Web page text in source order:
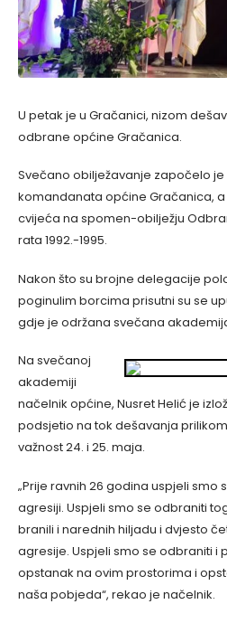
U petak je u Gračanici, nizom
odbrane općine Gračanica.
Svečano obilježavanje započelo
komandanata općine Gračanica,
cvijeća na spomen-obilježju
rata 1992.-1995.
Nakon što su brojne delegacije
poginulim borcima prisutni su se
gdje je održana svečana
Na svečanoj
akademiji
načelnik općine, Nusret Helić je
podsjetio na tok dešavanja
važnost 24. i 25. maja.
„Prije ravnih 26 godina uspjeli smo
agresiji. Uspjeli smo se odbraniti
branili i narednih hiljadu i dvjesto
agresije. Uspjeli smo se odbraniti i
opstanak na ovim prostorima i
naša pobjeda“, rekao je načelnik.